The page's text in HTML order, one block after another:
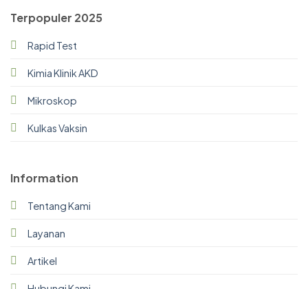
Terpopuler 2025
Rapid Test
Kimia Klinik AKD
Mikroskop
Kulkas Vaksin
Information
Tentang Kami
Layanan
Artikel